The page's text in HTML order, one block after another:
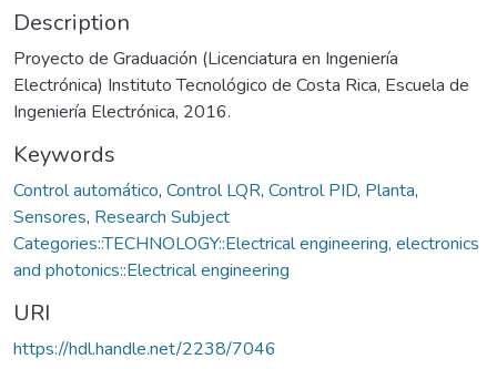
Description
Proyecto de Graduación (Licenciatura en Ingeniería
Electrónica) Instituto Tecnológico de Costa Rica, Escuela de
Ingeniería Electrónica, 2016.
Keywords
Control automático, Control LQR, Control PID, Planta,
Sensores, Research Subject
Categories::TECHNOLOGY::Electrical engineering, electronics
and photonics::Electrical engineering
URI
https://hdl.handle.net/2238/7046